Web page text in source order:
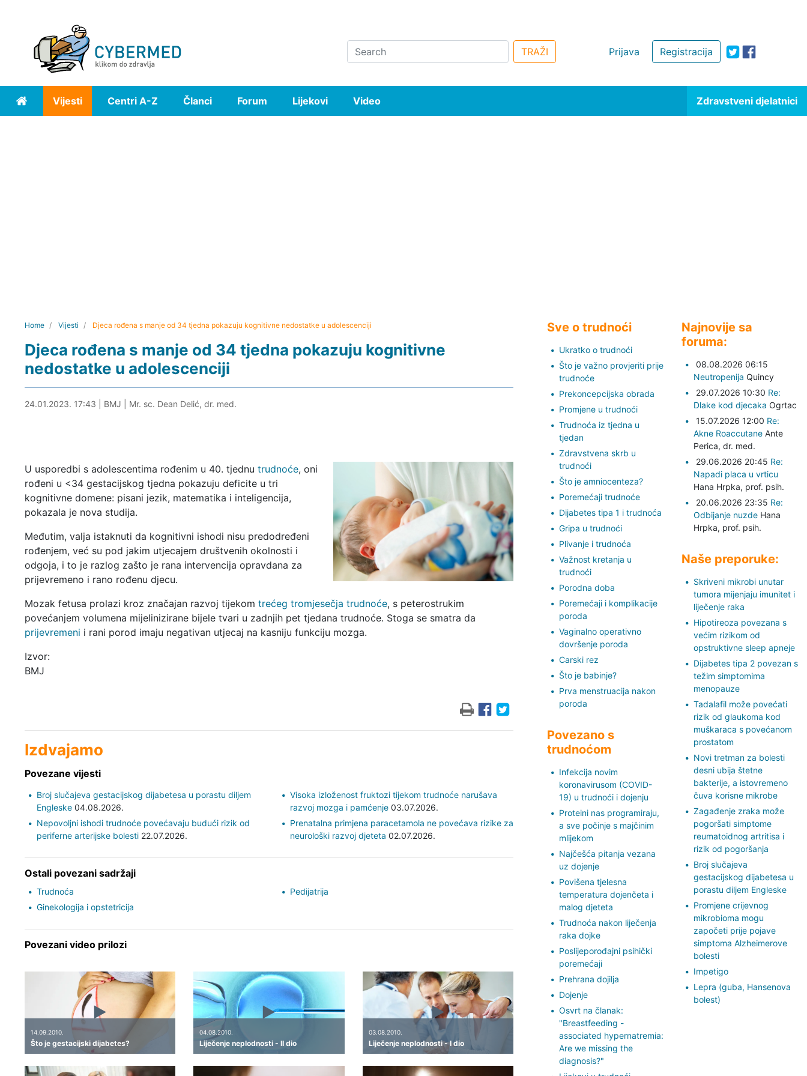
Registracija
Prijava
Search TRAŽI
Home Vijesti Centri A-Z Članci Forum Lijekovi Video Zdravstveni djelatnici
Home Vijesti Djeca rođena s manje od 34 tjedna pokazuju kognitivne nedostatke u adolescenciji
Djeca rođena s manje od 34 tjedna pokazuju kognitivne
nedostatke u adolescenciji
24.01.2023. 17:56
24.01.2023. 17:43 BMJ Mr. sc. Dean Delić, dr. med.
U usporedbi s adolescentima rođenim u 40. tjednu trudnoće, oni
rođeni u <34 gestacijskog tjedna pokazuju deficite u tri
kognitivne domene: pisani jezik, matematika i inteligencija,
pokazala je nova studija.
Međutim, valja istaknuti da kognitivni ishodi nisu predodređeni
rođenjem, već su pod jakim utjecajem društvenih okolnosti i
odgoja, i to je razlog zašto je rana intervencija opravdana za
prijevremeno i rano rođenu djecu.
Mozak fetusa prolazi kroz značajan razvoj tijekom trećeg tromjesečja trudnoće, s peterostrukim
povećanjem volumena mijelinizirane bijele tvari u zadnjih pet tjedana trudnoće. Stoga se smatra da
prijevremeni i rani porod imaju negativan utjecaj na kasniju funkciju mozga.
Izvor:
BMJ
Izdvajamo
Povezane vijesti
Broj slučajeva gestacijskog dijabetesa u porastu diljem
Engleske04.08.2026.
Nepovoljni ishodi trudnoće povećavaju budući rizik od
periferne arterijske bolesti22.07.2026.
Visoka izloženost fruktozi tijekom trudnoće narušava
razvoj mozga i pamćenje 03.07.2026.
Prenatalna primjena paracetamola ne povećava rizike za
neurološki razvoj djeteta 02.07.2026.
Ostali povezani sadržaji
Trudnoća
Ginekologija i opstetricija
Pedijatrija
Povezani video prilozi
14.09.2010.
Što je gestacijski dijabetes?
04.08.2010.
Liječenje neplodnosti - II dio
03.08.2010.
Liječenje neplodnosti - I dio
Sve o trudnoći
Ukratko o trudnoći
Što je važno provjeriti prije
trudnoće
Prekoncepcijska obrada
Promjene u trudnoći
Trudnoća iz tjedna u
tjedan
Zdravstvena skrb u
trudnoći
Što je amniocenteza?
Poremećaji trudnoće
Dijabetes tipa 1 i trudnoća
Gripa u trudnoći
Plivanje i trudnoća
Važnost kretanja u
trudnoći
Porodna doba
Poremećaji i komplikacije
poroda
Vaginalno operativno
dovršenje poroda
Carski rez
Što je babinje?
Prva menstruacija nakon
poroda
Povezano s
trudnoćom
Infekcija novim
koronavirusom (COVID-
19) u trudnoći i dojenju
Proteini nas programiraju,
a sve počinje s majčinim
mlijekom
Najčešća pitanja vezana
uz dojenje
Povišena tjelesna
temperatura dojenčeta i
malog djeteta
Trudnoća nakon liječenja
raka dojke
Poslijeporođajni psihički
poremećaji
Prehrana dojilja
Dojenje
Osvrt na članak:
"Breastfeeding -
associated hypernatremia:
Are we missing the
diagnosis?"
Najnovije sa
foruma:
08.08.2026 06:15
Neutropenija Quincy
29.07.2026 10:30 Re:
Dlake kod djecaka Ogrtac
15.07.2026 12:00 Re:
Akne Roaccutane Ante
Perica, dr. med.
29.06.2026 20:45 Re:
Napadi placa u vrticu
Hana Hrpka, prof. psih.
20.06.2026 23:35 Re:
Odbijanje nuzde Hana
Hrpka, prof. psih.
Naše preporuke:
Skriveni mikrobi unutar
tumora mijenjaju imunitet i
liječenje raka
Hipotireoza povezana s
većim rizikom od
opstruktivne sleep apneje
Dijabetes tipa 2 povezan s
težim simptomima
menopauze
Tadalafil može povećati
rizik od glaukoma kod
muškaraca s povećanom
prostatom
Novi tretman za bolesti
desni ubija štetne
bakterije, a istovremeno
čuva korisne mikrobe
Zagađenje zraka može
pogoršati simptome
reumatoidnog artritisa i
rizik od pogoršanja
Broj slučajeva
gestacijskog dijabetesa u
porastu diljem Engleske
Promjene crijevnog
mikrobioma mogu
započeti prije pojave
simptoma Alzheimerove
bolesti
Impetigo
Lepra (guba, Hansenova
bolest)